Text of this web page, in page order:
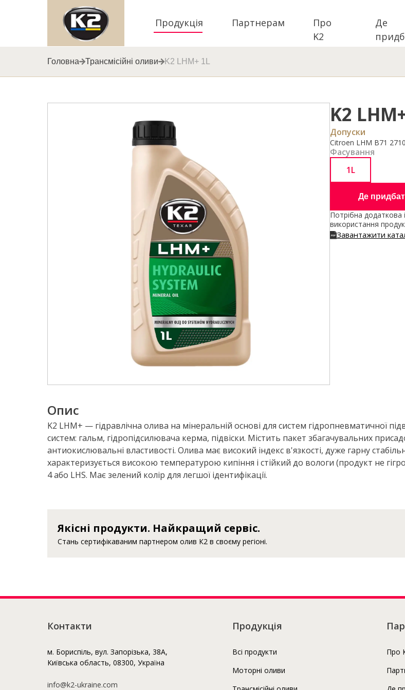
Продукція
Про
K2
Партнерам
Де
Головна Трансмісійні оливи K2 LHM+ 1L
K2
Допуски
Citroen LHM B71
Фасування
1L
Де
Потрібна додаткова
використання
Завантажити
Опис
K2 LHM+ — гідравлічна олива на мінеральній основі для систем гідропневматичної
систем: гальм, гідропідсилювача керма, підвіски. Містить пакет збагачувальних
антиокислювальні властивості. Олива має високий індекс в'язкості, дуже гарну
характеризується високою температурою кипіння і стійкий до вологи (продукт не
4 або LHS. Має зелений колір для легшої ідентифікації.
Якісні продукти. Найкращий сервіс.
Стань сертифікаваним партнером олив К2 в своєму регіоні.
Контакти Продукція
м. Бориспіль, вул. Запорізька, 38А,
Київська область, 08300, Україна
info@k2-ukraine.com
Моторні оливи
Про
Всі продукти